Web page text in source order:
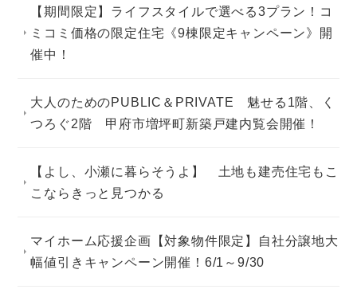
【期間限定】ライフスタイルで選べる3プラン！コ
ミコミ価格の限定住宅《9棟限定キャンペーン》開
催中！
大人のためのPUBLIC＆PRIVATE 魅せる1階、く
つろぐ2階 甲府市増坪町新築戸建内覧会開催！
【よし、小瀬に暮らそうよ】 土地も建売住宅もこ
こならきっと見つかる
マイホーム応援企画【対象物件限定】自社分譲地大
幅値引きキャンペーン開催！6/1～9/30